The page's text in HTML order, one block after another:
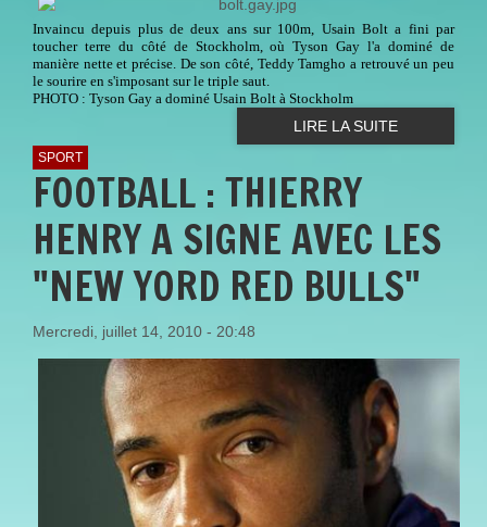
Invaincu depuis plus de deux ans sur 100m, Usain Bolt a fini par
toucher terre du côté de Stockholm, où Tyson Gay l'a dominé de
manière nette et précise. De son côté, Teddy Tamgho a retrouvé un peu
le sourire en s'imposant sur le triple saut.
PHOTO : Tyson Gay a dominé Usain Bolt à Stockholm
LIRE LA SUITE
SPORT
FOOTBALL : THIERRY
HENRY A SIGNE AVEC LES
"NEW YORD RED BULLS"
Mercredi, juillet 14, 2010 - 20:48